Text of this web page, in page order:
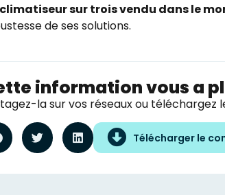
sur trois vendu dans le
de ses solutions.
information vous a
la sur vos réseaux ou téléchargez
Télécharger le